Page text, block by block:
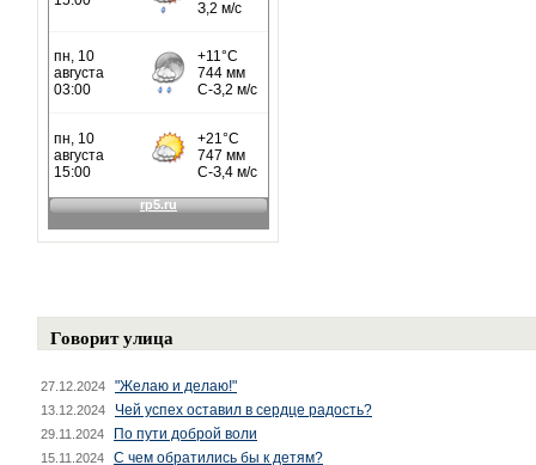
Говорит улица
27.12.2024 "Желаю и делаю!"
13.12.2024 Чей успех оставил в сердце радость?
29.11.2024 По пути доброй воли
15.11.2024 С чем обратились бы к детям?